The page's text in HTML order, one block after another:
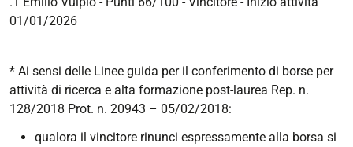
01/01/2026
* Ai sensi delle Linee guida per il conferimento di borse per
attività di ricerca e alta formazione post-laurea Rep. n.
128/2018 Prot. n. 20943 – 05/02/2018:
qualora il vincitore rinunci espressamente alla borsa si